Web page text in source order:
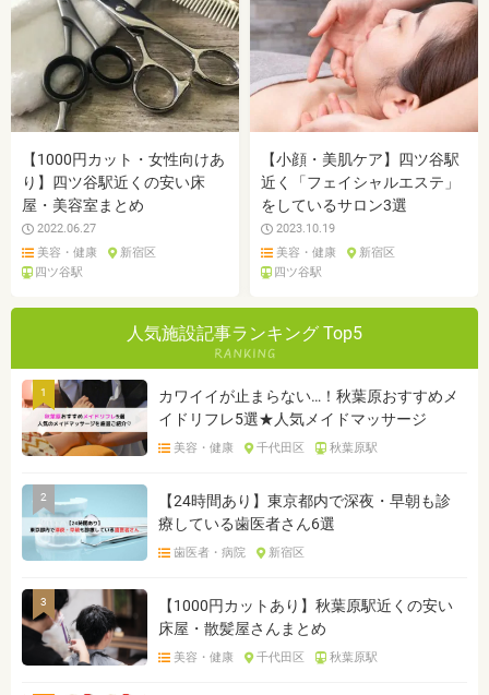
【1000円カット・女性向けあ
り】四ツ谷駅近くの安い床
屋・美容室まとめ
2022.06.27
美容・健康
新宿区
四ツ谷駅
【小顔・美肌ケア】四ツ谷駅
近く「フェイシャルエステ」
をしているサロン3選
2023.10.19
美容・健康
新宿区
四ツ谷駅
人気施設記事ランキング Top5
1
カワイイが止まらない…！秋葉原おすすめメ
イドリフレ5選★人気メイドマッサージ
美容・健康 千代田区 秋葉原駅
2
【24時間あり】東京都内で深夜・早朝も診
療している歯医者さん6選
歯医者・病院 新宿区
3
【1000円カットあり】秋葉原駅近くの安い
床屋・散髪屋さんまとめ
美容・健康 千代田区 秋葉原駅